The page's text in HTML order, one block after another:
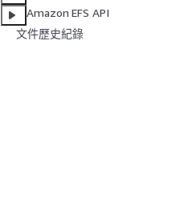
Amazon EFS API
文件歷史紀錄